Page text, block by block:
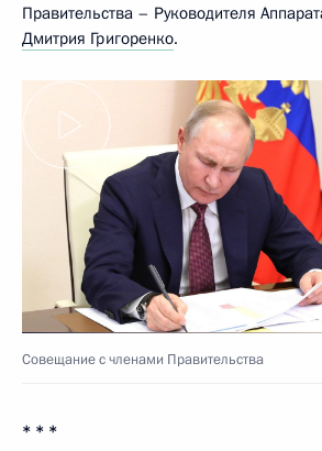
Правительства – Руководителя
Дмитрия Григоренко.
Совещание с членами Правительства
* * *